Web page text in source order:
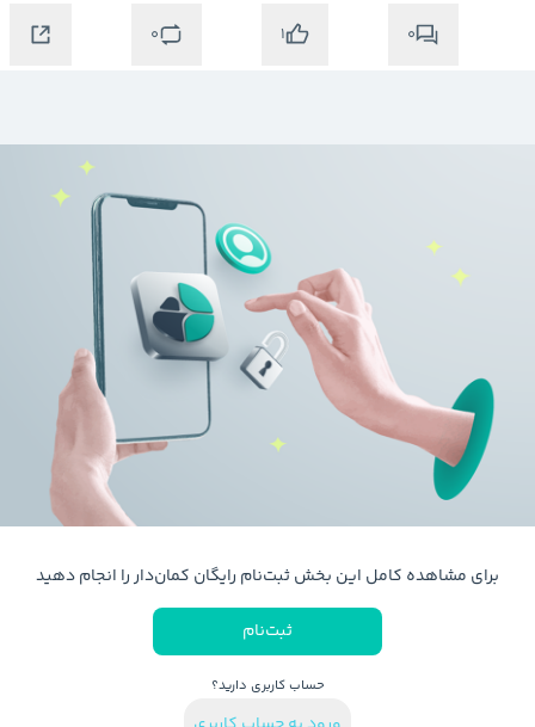
0
1
0
برای مشاهده کامل این بخش ثبت‌نام رایگان کمان‌دار را انجام دهید
ثبت‌نام
حساب کاربری دارید؟